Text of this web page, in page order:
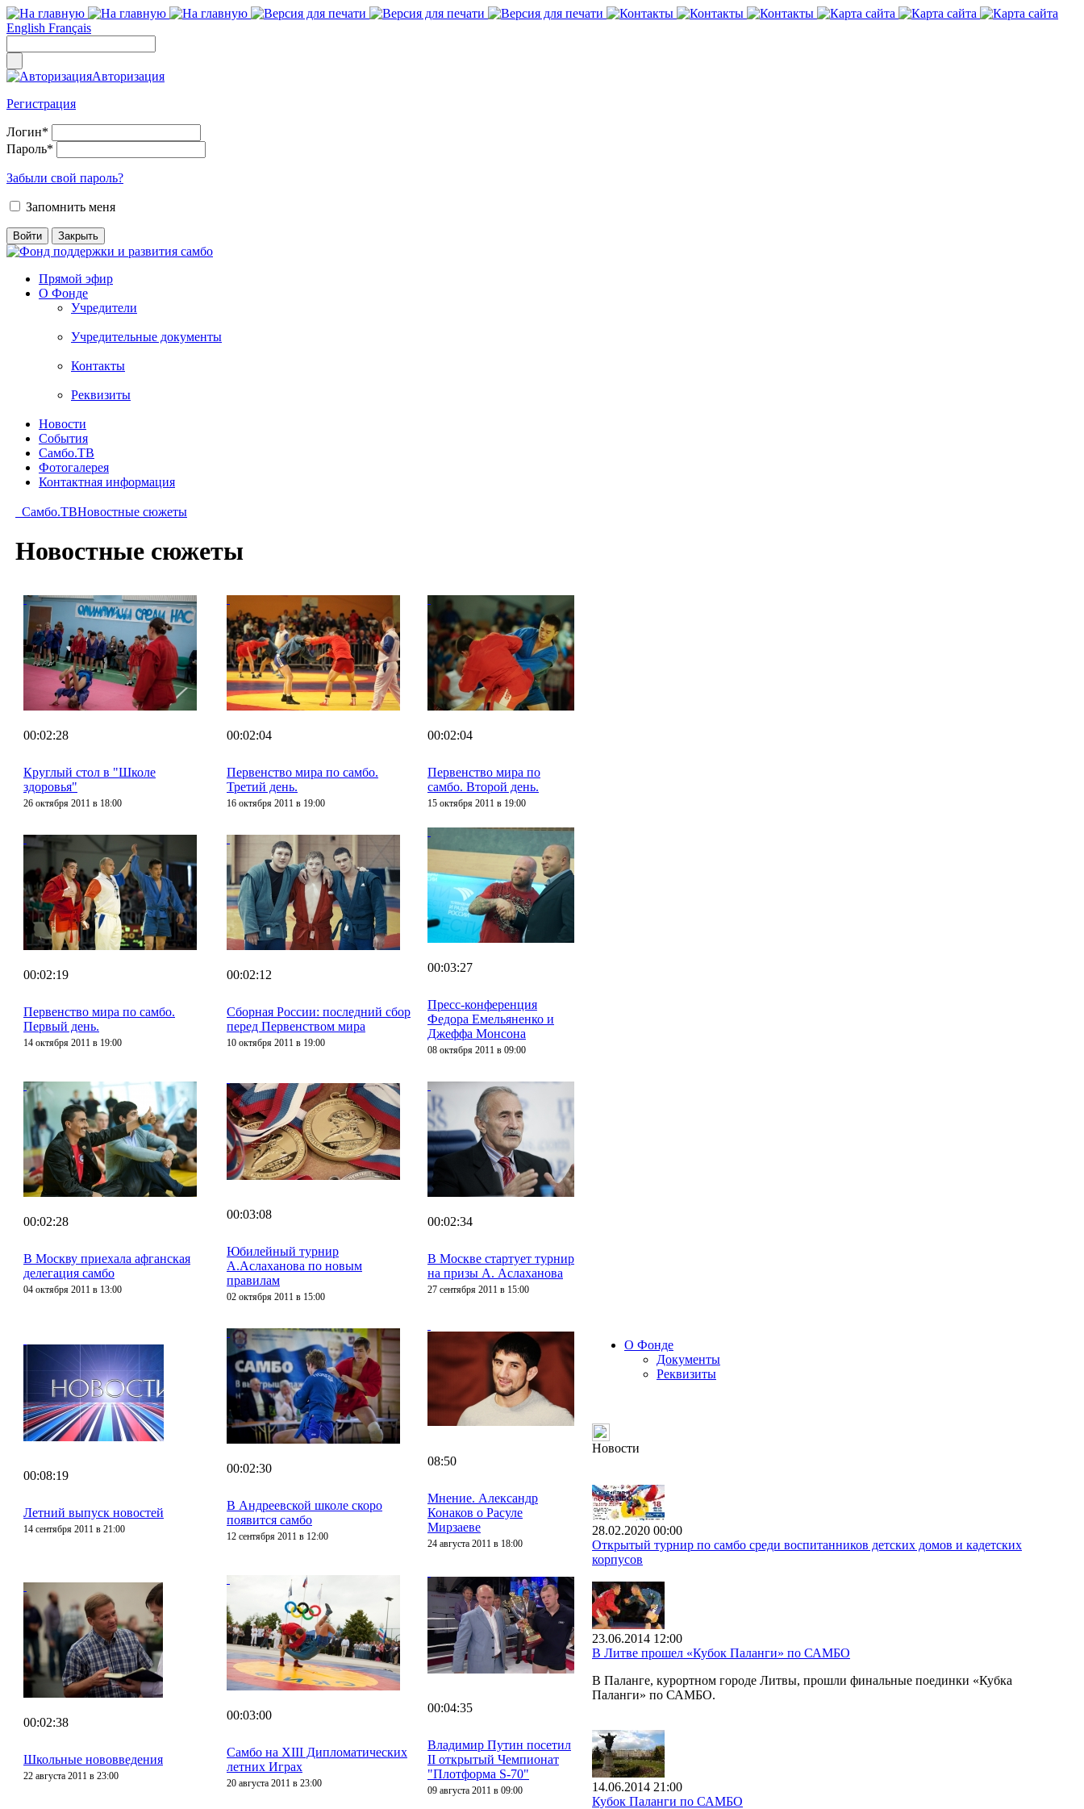
English Français
Авторизация
Регистрация
Логин*
Пароль*
Забыли свой пароль?
Запомнить меня
Прямой эфир
О Фонде
Учредители
Учредительные документы
Контакты
Реквизиты
Новости
События
Самбо.ТВ
Фотогалерея
Контактная информация
Самбо.ТВНовостные сюжеты
Новостные сюжеты
00:02:28
Круглый стол в "Школе
здоровья"
26 октября 2011 в 18:00
00:02:04
Первенство мира по самбо.
Третий день.
16 октября 2011 в 19:00
00:02:04
Первенство мира по
самбо. Второй день.
15 октября 2011 в 19:00
00:02:19
Первенство мира по самбо.
Первый день.
14 октября 2011 в 19:00
00:02:12
Сборная России: последний сбор
перед Первенством мира
10 октября 2011 в 19:00
00:03:27
Пресс-конференция
Федора Емельяненко и
Джеффа Монсона
08 октября 2011 в 09:00
00:02:28
В Москву приехала афганская
делегация самбо
04 октября 2011 в 13:00
00:03:08
Юбилейный турнир
А.Аслаханова по новым
правилам
02 октября 2011 в 15:00
00:02:34
В Москве стартует турнир
на призы А. Аслаханова
27 сентября 2011 в 15:00
00:08:19
Летний выпуск новостей
14 сентября 2011 в 21:00
00:02:30
В Андреевской школе скоро
появится самбо
12 сентября 2011 в 12:00
08:50
Мнение. Александр
Конаков о Расуле
Мирзаеве
24 августа 2011 в 18:00
00:02:38
Школьные нововведения
22 августа 2011 в 23:00
00:03:00
Самбо на XIII Дипломатических
летних Играх
20 августа 2011 в 23:00
00:04:35
Владимир Путин посетил
II открытый Чемпионат
"Плотформа S-70"
09 августа 2011 в 09:00
О Фонде
Документы
Реквизиты
Новости
28.02.2020 00:00
Открытый турнир по самбо среди воспитанников детских домов и кадетских
корпусов
23.06.2014 12:00
В Литве прошел «Кубок Паланги» по САМБО
В Паланге, курортном городе Литвы, прошли финальные поединки «Кубка
Паланги» по САМБО.
14.06.2014 21:00
Кубок Паланги по САМБО